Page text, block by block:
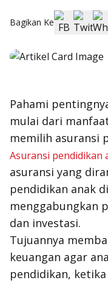
Bagikan Ke
Pahami
mulai dari
memilih asuransi
Asuransi pendidikan
asuransi yang
pendidikan anak
menggabungkan
dan investasi.
Tujuannya
keuangan agar
pendidikan,